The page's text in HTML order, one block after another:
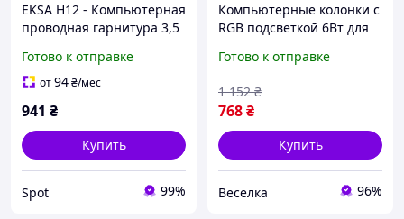
EKSA H12 - Компьютерная
проводная гарнитура 3,5
регулировкой громкости
и отключением звука, для
Готово к отправке
от94₴/мес
941 ₴
Купить
Spot 99%
Компьютерные колонки с
RGB подсветкой 6Вт для
звук компактные
Готово к отправке
768₴
1 152 ₴
Купить
Веселка 96%